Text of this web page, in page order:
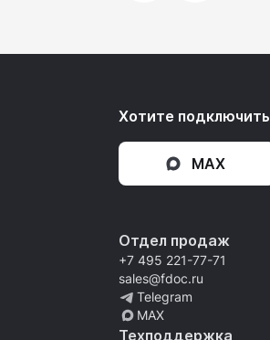
Хотите подключить
MAX
Отдел продаж
+7 495 221-77-71
sales@fdoc.ru
Telegram
MAX
Техподдержка